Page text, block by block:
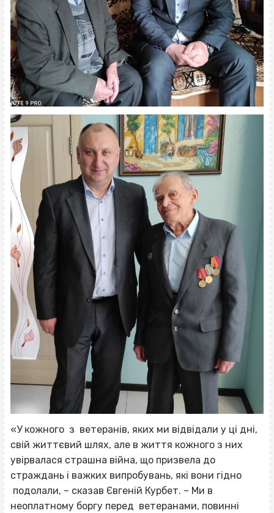
«У кожного з ветеранів, яких ми відвідали у ці дні,
свій життєвий шлях, але в життя кожного з них
увірвалася страшна війна, що призвела до
страждань і важких випробувань, які вони гідно
подолали, – сказав Євгеній Курбет. – Ми в
неоплатному боргу перед ветеранами, повинні